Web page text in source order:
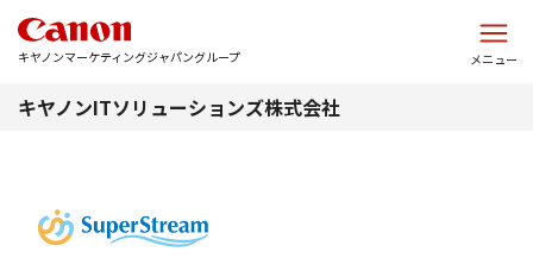
キヤノンマーケティングジャパングループ メニュー
キヤノンITソリューションズ株式会社